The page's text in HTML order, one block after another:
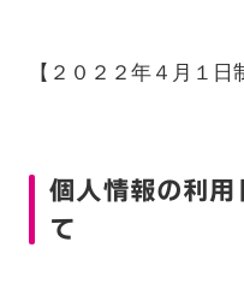
【２０２２年４月１日
個人情報の利
て